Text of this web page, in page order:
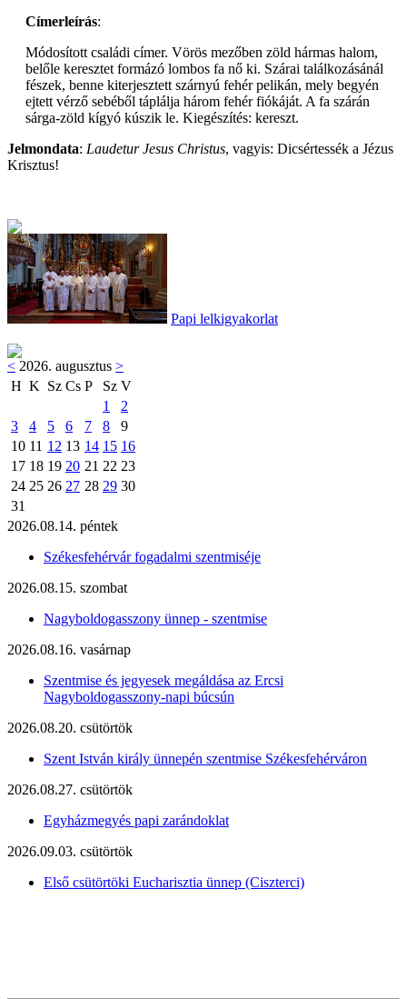
Címerleírás:
Módosított családi címer. Vörös mezőben zöld hármas halom,
belőle keresztet formázó lombos fa nő ki. Szárai találkozásánál
fészek, benne kiterjesztett szárnyú fehér pelikán, mely begyén
ejtett vérző sebéből táplálja három fehér fiókáját. A fa szárán
sárga-zöld kígyó kúszik le. Kiegészítés: kereszt.
Jelmondata: Laudetur Jesus Christus, vagyis: Dicsértessék a Jézus
Krisztus!
Papi lelkigyakorlat
< 2026. augusztus >
H K Sz Cs P Sz V
1
2
3
4 5 6 7 8
9
10 11 12 13 14 15 16
17 18 19 20 21 22 23
24 25 26 27 28 29 30
31
2026.08.14. péntek
Székesfehérvár fogadalmi szentmiséje
2026.08.15. szombat
Nagyboldogasszony ünnep - szentmise
2026.08.16. vasárnap
Szentmise és jegyesek megáldása az Ercsi
Nagyboldogasszony-napi búcsún
2026.08.20. csütörtök
Szent István király ünnepén szentmise Székesfehérváron
2026.08.27. csütörtök
Egyházmegyés papi zarándoklat
2026.09.03. csütörtök
Első csütörtöki Eucharisztia ünnep (Ciszterci)